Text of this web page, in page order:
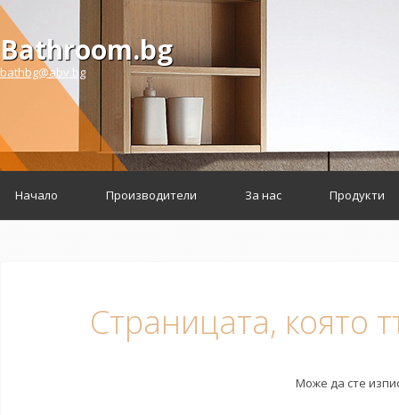
Bathroom.bg
bathbg@abv.bg
Начало Производители За нас Продукти
Страницата, която
Може да сте